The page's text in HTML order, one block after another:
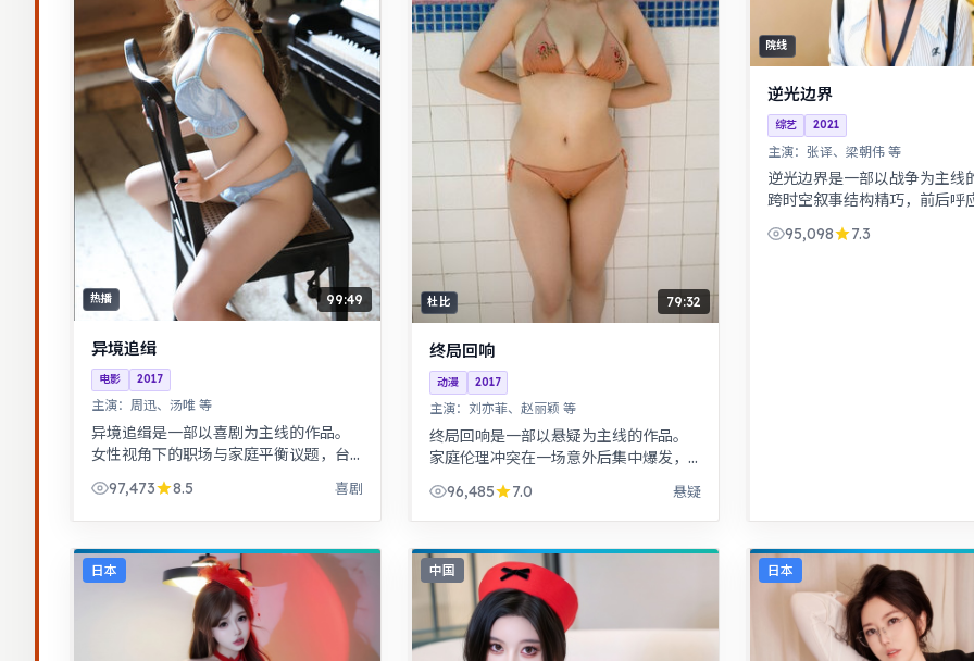
热播 99:49
异境追缉
电影 2017
主演： 周迅、汤唯 等
异境追缉是一部以喜剧为主线的作品。
女性视角下的职场与家庭平衡议题，台
词犀利，共鸣感强。音乐与舞蹈推动剧
情，舞台感强，视听体验突出。
97,473 8.5 喜剧
杜比 79:32
终局回响
动漫 2017
主演： 刘亦菲、赵丽颖 等
终局回响是一部以悬疑为主线的作品。
家庭伦理冲突在一场意外后集中爆发，
入社会的迷茫，细腻温暖。
96,485 7.0 悬疑
院线
逆光边界
综艺 2021
主演： 张译、梁朝伟 等
逆光边界是一部以战争为主线
跨时空叙事结构精巧，前后呼
可发现更多细节。历史背景下
命运，细节考究，叙事沉稳。
95,098 7.3
日本 中国 日本